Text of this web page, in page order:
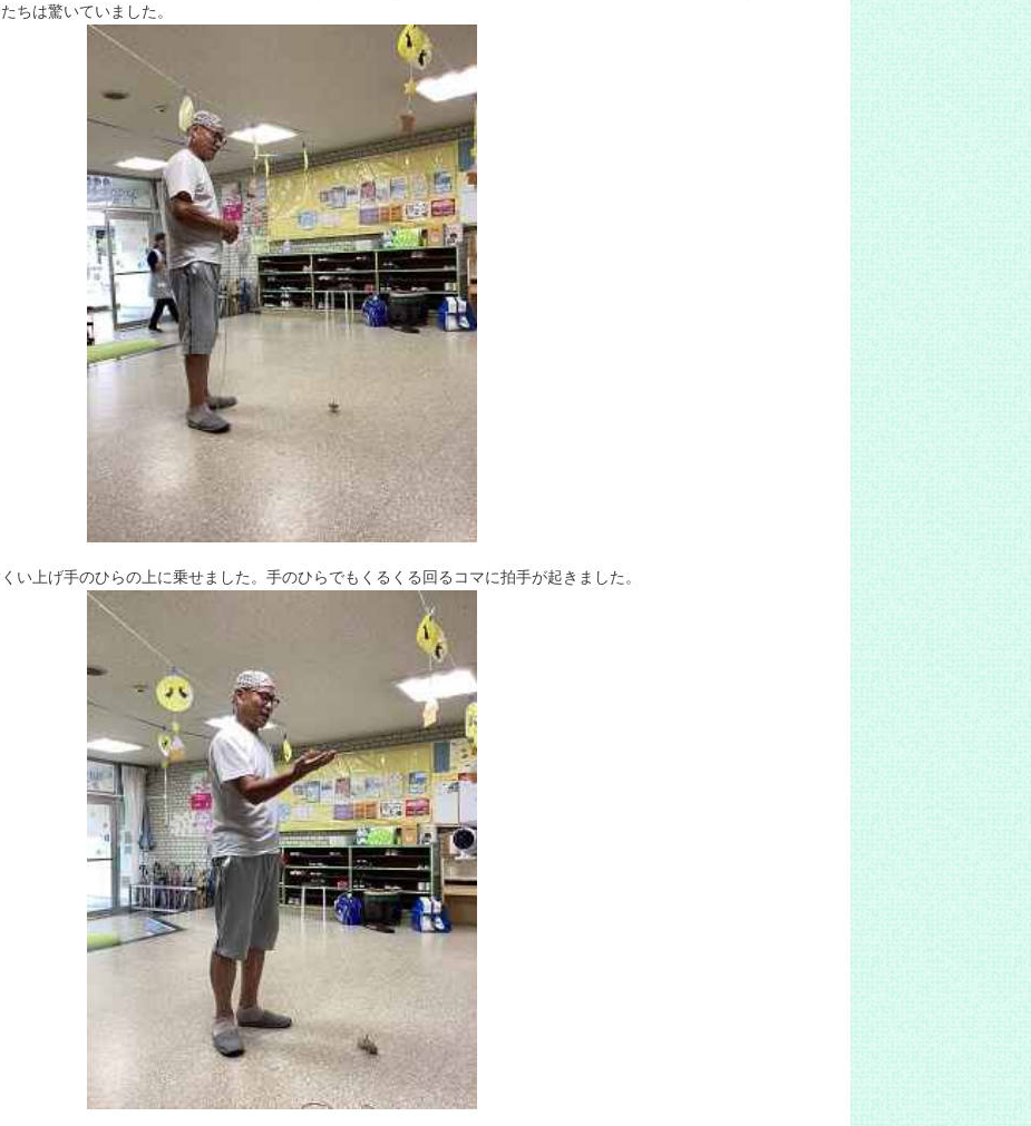
ちは驚いていました。
い上げ手のひらの上に乗せました。手のひらでもくるくる回るコマに拍手が起きました。